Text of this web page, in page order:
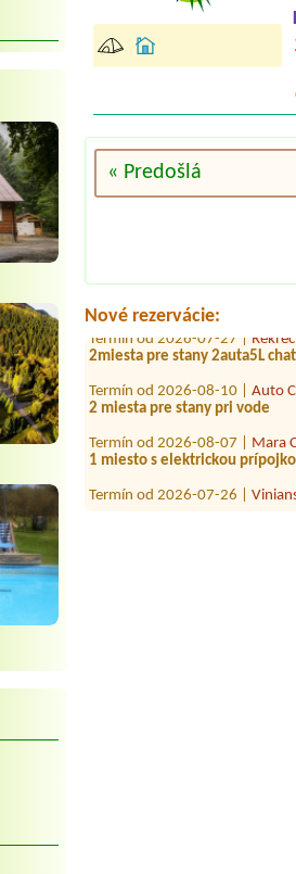
« Predošlá
Nové rezervácie:
2 dospelí+2 deti
Termín od 2026-07-27 |
2miesta pre stany 2auta5L
2 miesta pre stany pri vode
1 miesto s elektrickou